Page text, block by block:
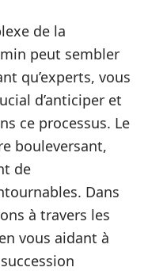
de la
peut sembler
qu’experts, vous
d’anticiper et
ce processus. Le
bouleversant,
de
Dans
à travers les
vous aidant à